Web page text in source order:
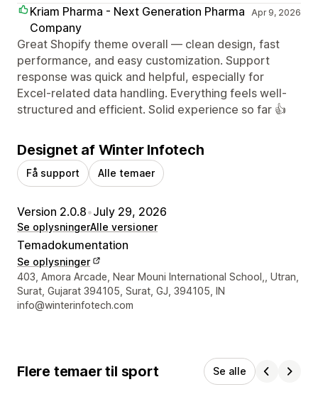
Kriam Pharma - Next Generation Pharma
Company
Apr 9, 2026
Great Shopify theme overall — clean design, fast
performance, and easy customization. Support
response was quick and helpful, especially for
Excel-related data handling. Everything feels well-
structured and efficient. Solid experience so far 👍
Designet af Winter Infotech
Få support Alle temaer
Version 2.0.8•July 29, 2026
Se oplysningerAlle versioner
Temadokumentation
Se oplysninger
Se kontaktoplysninger
403, Amora Arcade, Near Mouni International School,, Utran,
Surat, Gujarat 394105, Surat, GJ, 394105, IN
info@winterinfotech.com
Flere temaer til sport Se alle